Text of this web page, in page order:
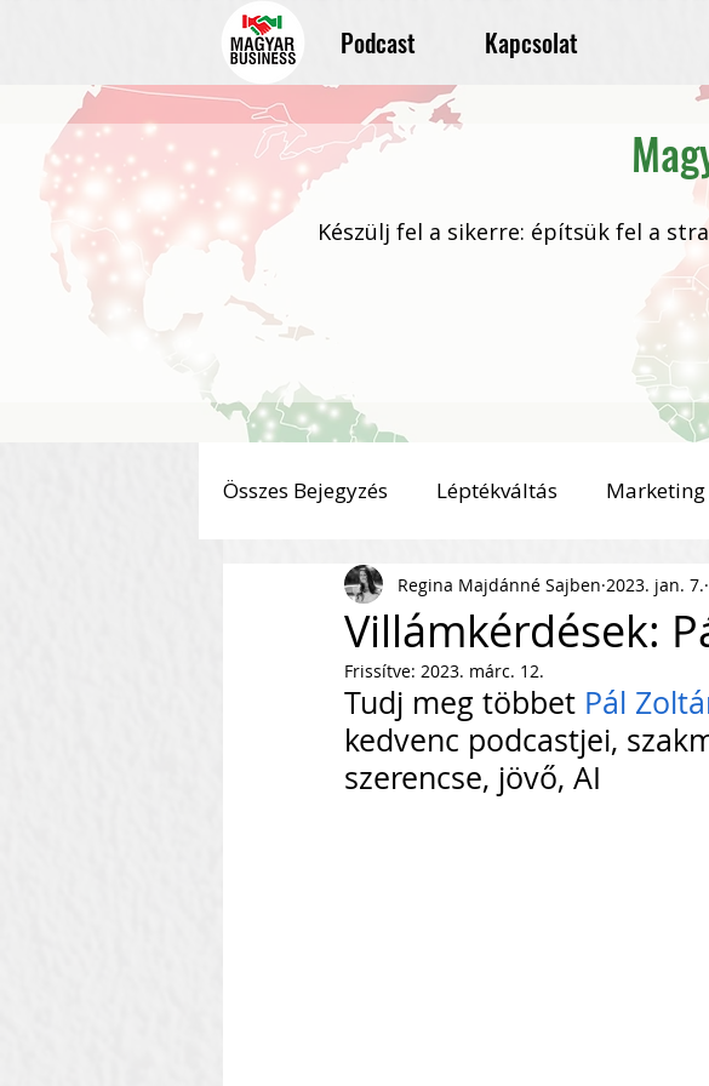
Podcast Kapcsolat
Készülj fel a sikerre: építsük fel a
Összes Bejegyzés Léptékváltás Marketing
KKV Magyar Business Podcast
Kommunikáció Csapatépítés KKV
Vállalkozás Építés Nonprofit Szervezet
Villámkérdések:
Regina Majdánné Sajben 2023. jan. 7.
Frissítve: 2023. márc. 12.
Tudj meg többet Pál
kedvenc podcastjei,
szerencse, jövő, AI